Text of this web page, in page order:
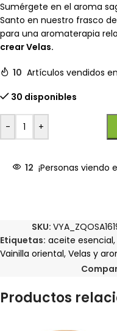
Sumérgete en el aroma
Santo en nuestro frasco
para una aromaterapia
crear Velas.
10 Artículos vendidos
30 disponibles
- +
12 ¡Personas viendo
SKU:
Etiquetas: aceite esencial,
Vainilla oriental, Velas y
Productos